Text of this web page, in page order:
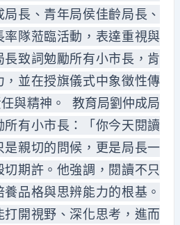
長、青年局侯佳齡局長、
率隊蒞臨活動，表達重視與
致詞勉勵所有小市長，肯
，並在授旗儀式中象徵性傳
與精神。 教育局劉仲成局
有小市長：「你今天閱讀
是親切的問候，更是局長一
期許。他強調，閱讀不只
品格與思辨能力的根基。
開視野、深化思考，進而